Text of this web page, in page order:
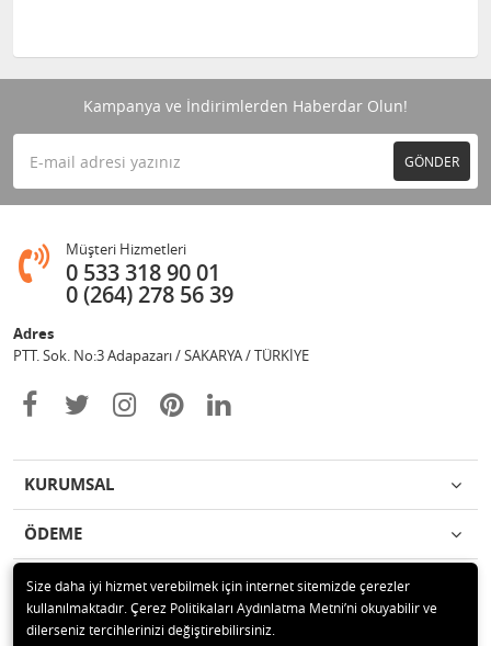
Kampanya ve İndirimlerden Haberdar Olun!
GÖNDER
Müşteri Hizmetleri
0 533 318 90 01
0 (264) 278 56 39
Adres
PTT. Sok. No:3 Adapazarı / SAKARYA / TÜRKİYE
KURUMSAL
ÖDEME
İLETİŞİM
© 2020 Değişim Yayınları Tüm hakları saklıdır.
Size daha iyi hizmet verebilmek için internet sitemizde çerezler
kullanılmaktadır. Çerez Politikaları Aydınlatma Metni’ni okuyabilir ve
dilerseniz tercihlerinizi değiştirebilirsiniz.